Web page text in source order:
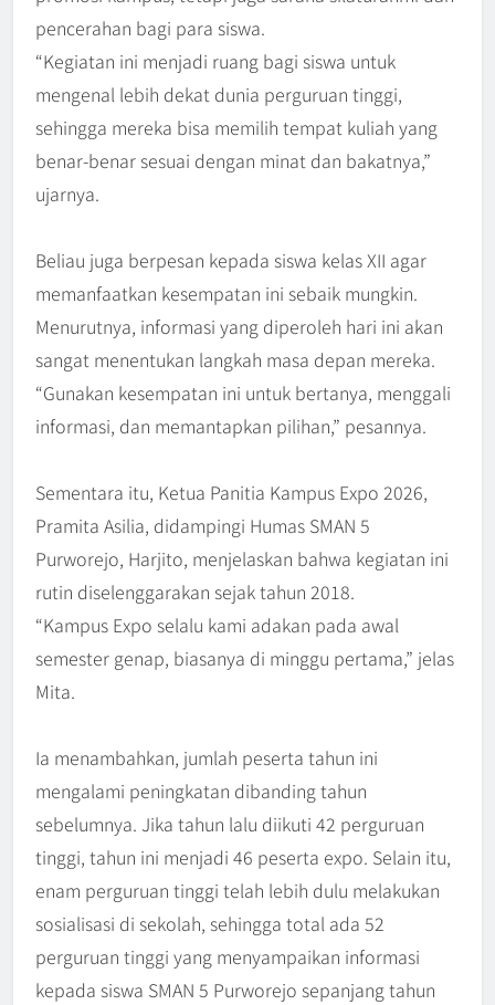
pencerahan bagi para siswa.
“Kegiatan ini menjadi ruang bagi siswa untuk
mengenal lebih dekat dunia perguruan tinggi,
sehingga mereka bisa memilih tempat kuliah yang
benar-benar sesuai dengan minat dan bakatnya,”
ujarnya.
Beliau juga berpesan kepada siswa kelas XII agar
memanfaatkan kesempatan ini sebaik mungkin.
Menurutnya, informasi yang diperoleh hari ini akan
sangat menentukan langkah masa depan mereka.
“Gunakan kesempatan ini untuk bertanya, menggali
informasi, dan memantapkan pilihan,” pesannya.
Sementara itu, Ketua Panitia Kampus Expo 2026,
Pramita Asilia, didampingi Humas SMAN 5
Purworejo, Harjito, menjelaskan bahwa kegiatan ini
rutin diselenggarakan sejak tahun 2018.
“Kampus Expo selalu kami adakan pada awal
semester genap, biasanya di minggu pertama,” jelas
Mita.
Ia menambahkan, jumlah peserta tahun ini
mengalami peningkatan dibanding tahun
sebelumnya. Jika tahun lalu diikuti 42 perguruan
tinggi, tahun ini menjadi 46 peserta expo. Selain itu,
enam perguruan tinggi telah lebih dulu melakukan
sosialisasi di sekolah, sehingga total ada 52
perguruan tinggi yang menyampaikan informasi
kepada siswa SMAN 5 Purworejo sepanjang tahun